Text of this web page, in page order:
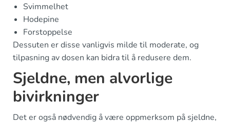
Svimmelhet
Hodepine
Forstoppelse
Dessuten er disse vanligvis milde til moderate, og
tilpasning av dosen kan bidra til å redusere dem.
Sjeldne, men alvorlige
bivirkninger
Det er også nødvendig å være oppmerksom på sjeldne,